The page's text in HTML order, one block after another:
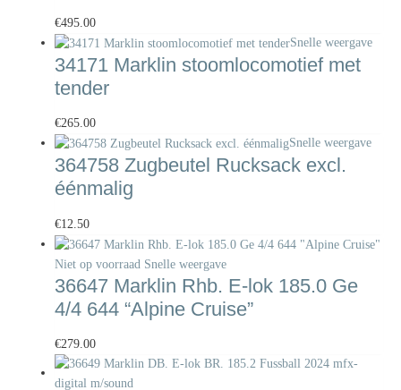
€495.00
Snelle weergave
34171 Marklin stoomlocomotief met
tender
€265.00
Snelle weergave
364758 Zugbeutel Rucksack excl.
éénmalig
€12.50
Niet op voorraad Snelle weergave
36647 Marklin Rhb. E-lok 185.0 Ge
4/4 644 “Alpine Cruise”
€279.00